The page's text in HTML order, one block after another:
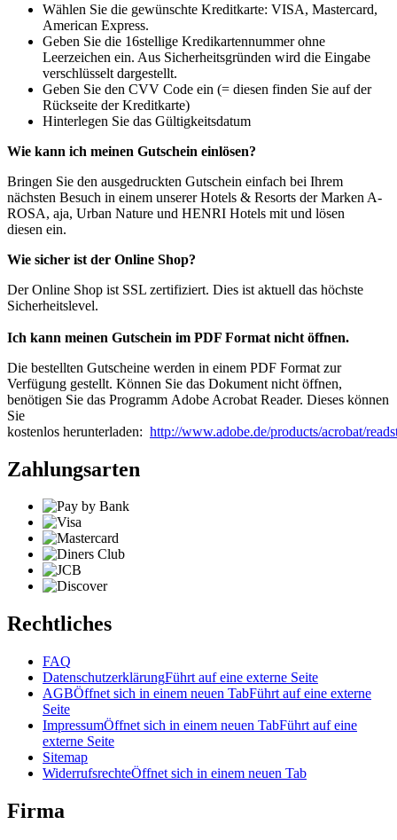
Wählen Sie die gewünschte Kreditkarte: VISA, Mastercard,
American Express.
Geben Sie die 16stellige Kredikartennummer ohne
Leerzeichen ein. Aus Sicherheitsgründen wird die Eingabe
verschlüsselt dargestellt.
Geben Sie den CVV Code ein (= diesen finden Sie auf der
Rückseite der Kreditkarte)
Hinterlegen Sie das Gültigkeitsdatum
Wie kann ich meinen Gutschein einlösen?
Bringen Sie den ausgedruckten Gutschein einfach bei Ihrem
nächsten Besuch in einem unserer Hotels & Resorts der Marken A-
ROSA, aja, Urban Nature und HENRI Hotels mit und lösen
diesen ein.
Wie sicher ist der Online Shop?
Der Online Shop ist SSL zertifiziert. Dies ist aktuell das höchste
Sicherheitslevel.
Ich kann meinen Gutschein im PDF Format nicht öffnen.
Die bestellten Gutscheine werden in einem PDF Format zur
Verfügung gestellt. Können Sie das Dokument nicht öffnen,
benötigen Sie das Programm Adobe Acrobat Reader. Dieses können
Sie
kostenlos herunterladen: http://www.adobe.de/products/acrobat/
Zahlungsarten
Rechtliches
FAQ
DatenschutzerklärungFührt auf eine externe Seite
AGBÖffnet sich in einem neuen TabFührt auf eine externe
Seite
ImpressumÖffnet sich in einem neuen TabFührt auf eine
externe Seite
Sitemap
WiderrufsrechteÖffnet sich in einem neuen Tab
Firma